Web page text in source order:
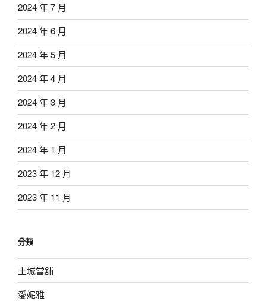
2024 年 7 月
2024 年 6 月
2024 年 5 月
2024 年 4 月
2024 年 3 月
2024 年 2 月
2024 年 1 月
2023 年 12 月
2023 年 11 月
分類
土城當舖
愛妮雅